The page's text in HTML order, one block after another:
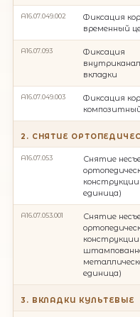
A16.07.049.002
Фиксация
временный
A16.07.093
Фиксация
вкладки
A16.07.049.003
Фиксация
2. СНЯТИЕ
A16.07.053
Снятие
конструкции
единица)
A16.07.053.001
Снятие
конструкции
единица)
3. ВКЛАДКИ КУЛЬТЕВЫЕ